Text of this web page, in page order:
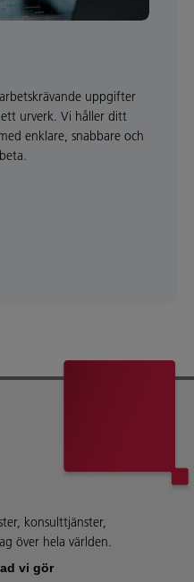
uppgifter
urverk. Vi håller ditt
enklare, snabbare och
konsulttjänster,
över hela världen.
vi gör